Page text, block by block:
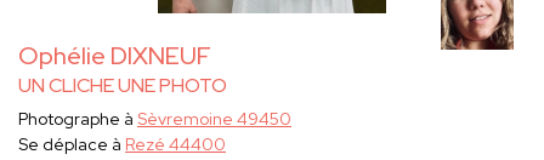
Ophélie DIXNEUF
UN CLICHE UNE PHOTO
Photographe à Sèvremoine 49450
Se déplace à Rezé 44400